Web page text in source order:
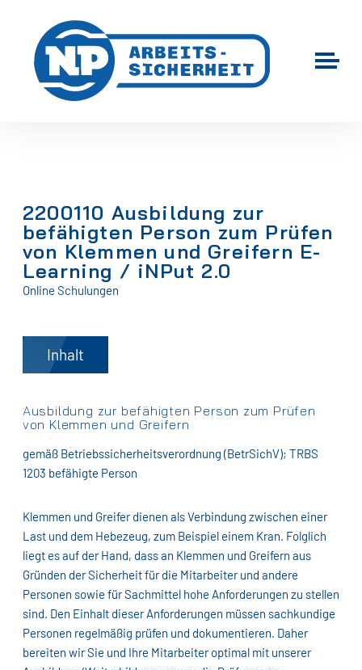
2200110 Ausbildung zur
befähigten Person zum Prüfen
von Klemmen und Greifern E-
Learning / iNPut 2.0
Online Schulungen
Inhalt
Ausbildung zur befähigten Person zum Prüfen
von Klemmen und Greifern
gemäß Betriebssicherheitsverordnung (BetrSichV); TRBS
1203 befähigte Person
Klemmen und Greifer dienen als Verbindung zwischen einer
Last und dem Hebezeug, zum Beispiel einem Kran. Folglich
liegt es auf der Hand, dass an Klemmen und Greifern aus
Gründen der Sicherheit für die Mitarbeiter und andere
Personen sowie für Sachmittel hohe Anforderungen zu stellen
sind. Den Einhalt dieser Anforderungen müssen sachkundige
Personen regelmäßig prüfen und dokumentieren. Daher
bereiten wir Sie und Ihre Mitarbeiter optimal mit unserer